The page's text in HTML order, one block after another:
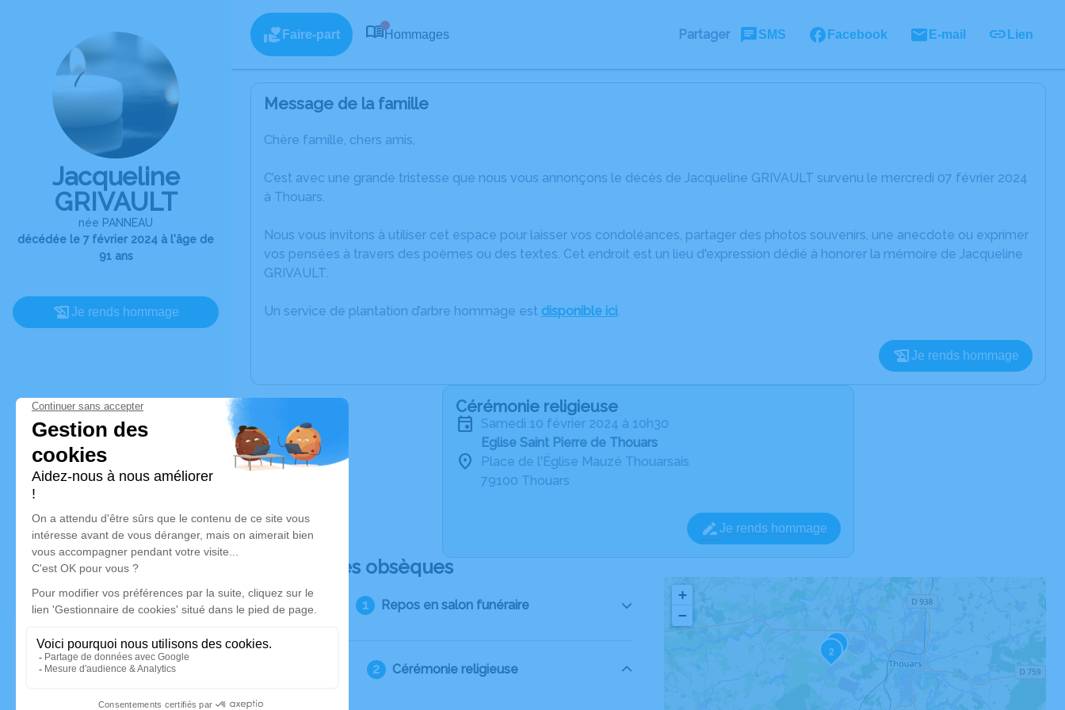
Jacqueline
GRIVAULT
née PANNEAU
décédée le 7 février 2024 à l'âge de
91 ans
Je rends hommage
Faire-part Hommages Partager SMS Facebook E-mail Lien
Message de la famille
Chère famille, chers amis,
C’est avec une grande tristesse que nous vous annonçons le décès de Jacqueline GRIVAULT survenu le mercredi 07 février 2024
à Thouars.
Nous vous invitons à utiliser cet espace pour laisser vos condoléances, partager des photos souvenirs, une anecdote ou exprimer
vos pensées à travers des poèmes ou des textes. Cet endroit est un lieu d'expression dédié à honorer la mémoire de Jacqueline
GRIVAULT.
Un service de plantation d’arbre hommage est disponible ici.
Je rends hommage
Cérémonie religieuse
samedi 10 février 2024 à 10h30
Eglise Saint Pierre de Thouars
Place de l'Église Mauzé Thouarsais
79100 Thouars
Je rends hommage
Déroulé des obsèques
Repos en salon funéraire
Cérémonie religieuse
23
+
−